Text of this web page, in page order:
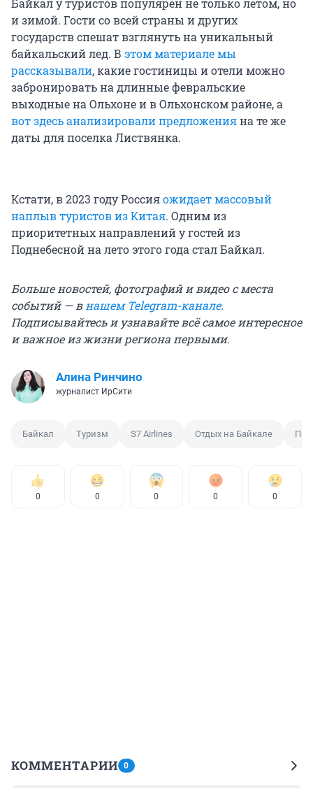
Байкал у туристов популярен не только летом, но
и зимой. Гости со всей страны и других
государств спешат взглянуть на уникальный
байкальский лед. В этом материале мы
рассказывали, какие гостиницы и отели можно
забронировать на длинные февральские
выходные на Ольхоне и в Ольхонском районе, а
вот здесь анализировали предложенияна те же
даты для поселка Листвянка.
Кстати, в 2023 году Россияожидает массовый
наплыв туристов из Китая. Одним из
приоритетных направлений у гостей из
Поднебесной на лето этого года стал Байкал.
Больше новостей, фотографий и видео с места
событий — внашем Telegram-канале.
Подписывайтесь и узнавайте всё самое интересное
и важное из жизни региона первыми.
Алина Ринчино
журналист ИрСити
Байкал Туризм S7 Airlines Отдых на Байкале
0 0 0 0 0
КОММЕНТАРИИ 0